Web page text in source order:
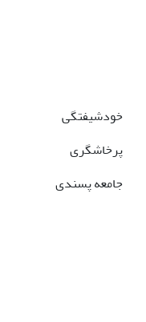
خودشیفتگی
پرخاشگری
جامعه پسندی